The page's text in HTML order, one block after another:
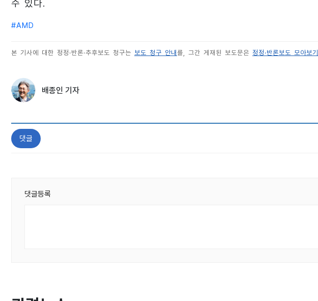
수 있다.
#AMD
본 기사에 대한 정정·반론·추후보도 청구는 보도 청구 안내 를, 그간 게재된 보도문은 정정·반론보도 모아보기
배종인 기자
댓글
댓글등록